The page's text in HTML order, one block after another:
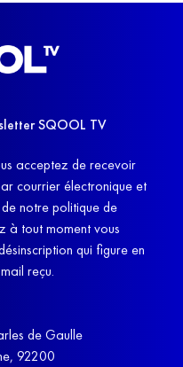
SQOOL TV
acceptez de recevoir
courrier électronique et
notre politique de
à tout moment vous
qui figure en
reçu.
de Gaulle
92200